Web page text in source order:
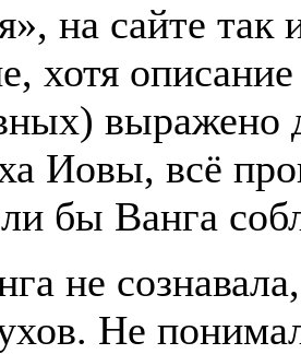
на сайте так
хотя
Иовы, всё
бы Ванга
не
Не